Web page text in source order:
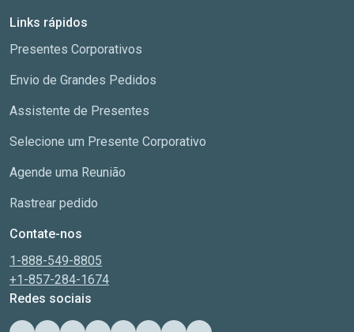
Links rápidos
Presentes Corporativos
Envio de Grandes Pedidos
Assistente de Presentes
Selecione um Presente Corporativo
Agende uma Reunião
Rastrear pedido
Contate-nos
1-888-549-8805
+1-857-284-1674
Redes sociais